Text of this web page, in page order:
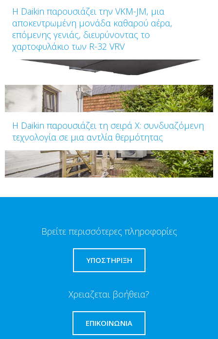
Η Daikin παρουσιάζει την VKM-JM, μια
αποκεντρωμένη μονάδα καθαρού αέρα,
επόμενης γενιάς, διευρύνοντας το
χαρτοφυλάκιο των R-32 VRV
Η Daikin παρουσιάζει τη σειρά Χ: συνδυαζόμενη
τεχνολογία σε μια αντλία θερμότητας
Βρείτε περισσότερες πληροφορίες
ΥΠΟΣΤΗΡΙΞΗ
Χρειαζεται βοήθεια?
ΕΠΙΚΟΙΝΩΝΊΑ